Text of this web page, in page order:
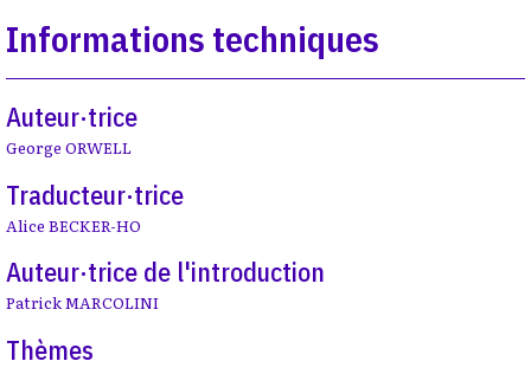
Informations techniques
Auteur·trice
George ORWELL
Traducteur·trice
Alice BECKER-HO
Auteur·trice de l'introduction
Patrick MARCOLINI
Thèmes